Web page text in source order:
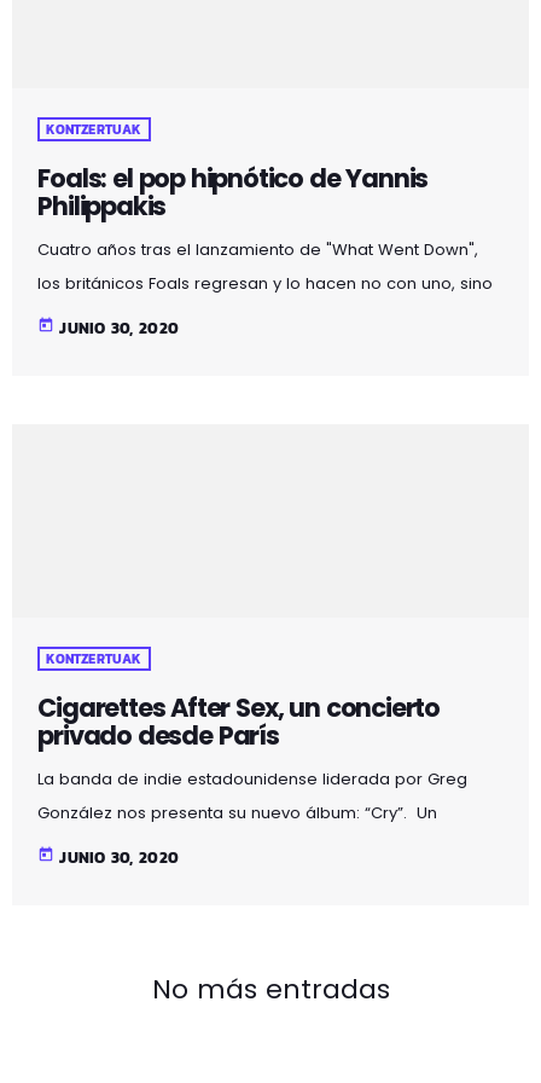
KONTZERTUAK
Foals: el pop hipnótico de Yannis
Philippakis
Cuatro años tras el lanzamiento de "What Went Down",
los británicos Foals regresan y lo hacen no con uno, sino
con dos álbumes. Un regalo para los fans del pop
today JUNIO 30, 2020
KONTZERTUAK
Cigarettes After Sex, un concierto
privado desde París
La banda de indie estadounidense liderada por Greg
González nos presenta su nuevo álbum: “Cry”. Un
concierto grabado el 6 de noviembre de 2019 en los
today JUNIO 30, 2020
No más entradas